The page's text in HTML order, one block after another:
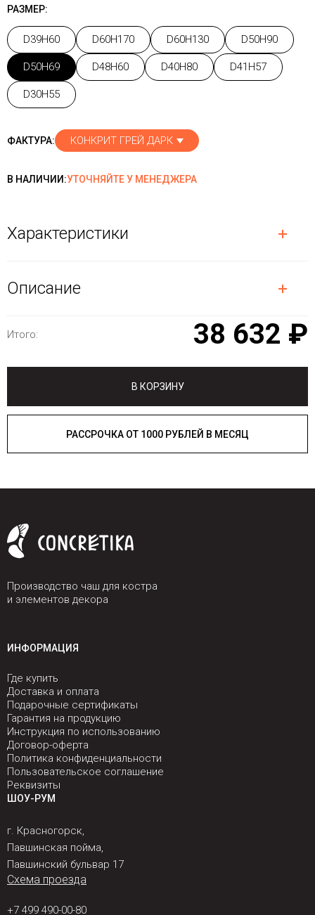
РАЗМЕР:
D39H60 D60H170 D60H130 D50H90
D50H69 D48H60 D40H80 D41H57
D30H55
ФАКТУРА: КОНКРИТ ГРЕЙ ДАРК
В НАЛИЧИИ:УТОЧНЯЙТЕ У МЕНЕДЖЕРА
Характеристики
Описание
Итого: 38 632 ₽
В КОРЗИНУ
РАССРОЧКА ОТ 1000 РУБЛЕЙ В МЕСЯЦ
Производство чаш для костра
и элементов декора
ИНФОРМАЦИЯ
Где купить
Доставка и оплата
Подарочные сертификаты
Гарантия на продукцию
Инструкция по использованию
Договор-оферта
Политика конфиденциальности
Пользовательское соглашение
Реквизиты
ШОУ-РУМ
г. Красногорск,
Павшинская пойма,
Павшинский бульвар 17
Схема проезда
+7 499 490-00-80